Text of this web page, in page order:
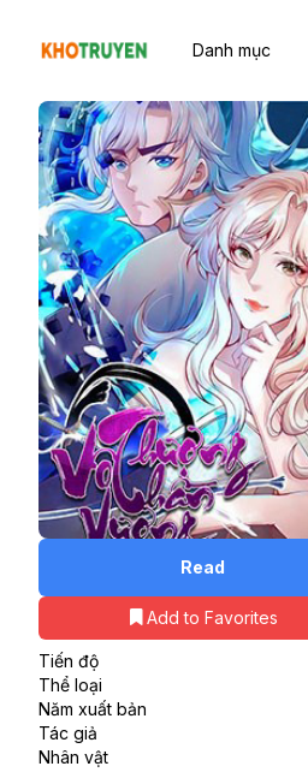
Danh mục
Read
Add to Favorites
Tiến độ
Thể loại
Năm xuất bản
Tác giả
Nhân vật